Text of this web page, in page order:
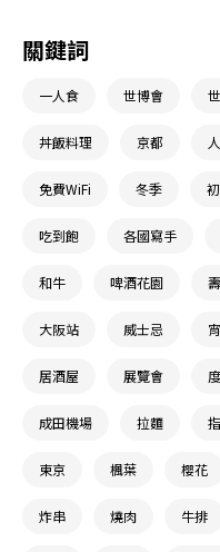
關鍵詞
一人食 世博會
丼飯料理 京都
免費WiFi 冬季
吃到飽 各國寫手
和牛 啤酒花園
大阪站 威士忌
居酒屋 展覽會
成田機場 拉麵
東京 楓葉 櫻花
炸串 燒肉 牛排